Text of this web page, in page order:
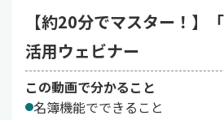
【約20分でマスター！】
活用ウェビナー
この動画で分かること
名簿機能でできること